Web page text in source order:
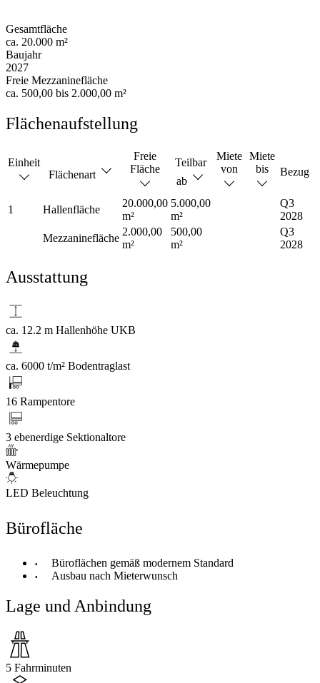
Gesamtfläche
ca. 20.000 m²
Baujahr
2027
Freie Mezzaninefläche
ca. 500,00 bis 2.000,00 m²
Flächenaufstellung
Einheit
Flächenart
Freie
Fläche
Teilbar
ab
Miete
von
Miete
bis
Bezug
1 Hallenfläche
20.000,00
m²
5.000,00
m²
Q3
2028
Mezzaninefläche
2.000,00
m²
500,00
m²
Q3
2028
Ausstattung
ca. 12.2 m Hallenhöhe UKB
ca. 6000 t/m² Bodentraglast
16 Rampentore
3 ebenerdige Sektionaltore
Wärmepumpe
LED Beleuchtung
Bürofläche
Büroflächen gemäß modernem Standard
Ausbau nach Mieterwunsch
Lage und Anbindung
5 Fahrminuten